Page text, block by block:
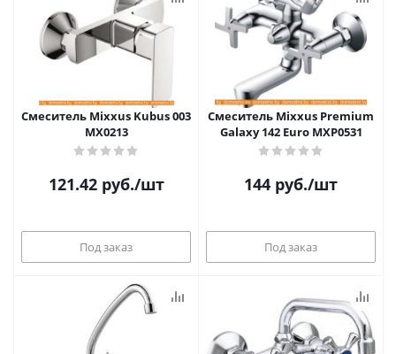
Смеситель Mixxus Kubus 003
MX0213
121.42руб./шт
Под заказ
Смеситель Mixxus Premium
Galaxy 142 Euro MXP0531
144 руб./шт
Под заказ